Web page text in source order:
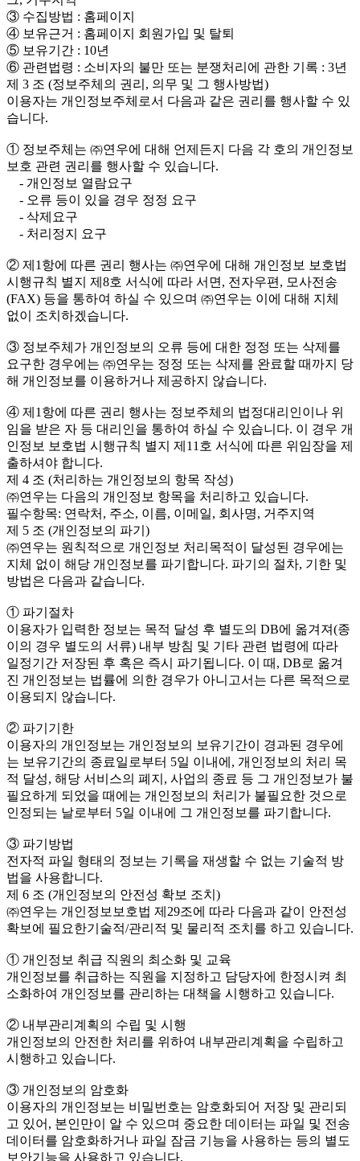
③ 수집방법 : 홈페이지
④ 보유근거 : 홈페이지 회원가입 및 탈퇴
⑤ 보유기간 : 10년
⑥ 관련법령 : 소비자의 불만 또는 분쟁처리에 관한 기록 : 3년
제 3 조 (정보주체의 권리, 의무 및 그 행사방법)
이용자는 개인정보주체로서 다음과 같은 권리를 행사할 수 있
습니다.
① 정보주체는 ㈜연우에 대해 언제든지 다음 각 호의 개인정보
보호 관련 권리를 행사할 수 있습니다.
- 개인정보 열람요구
- 오류 등이 있을 경우 정정 요구
- 삭제요구
- 처리정지 요구
② 제1항에 따른 권리 행사는 ㈜연우에 대해 개인정보 보호법
시행규칙 별지 제8호 서식에 따라 서면, 전자우편, 모사전송
(FAX) 등을 통하여 하실 수 있으며 ㈜연우는 이에 대해 지체
없이 조치하겠습니다.
③ 정보주체가 개인정보의 오류 등에 대한 정정 또는 삭제를
요구한 경우에는 ㈜연우는 정정 또는 삭제를 완료할 때까지 당
해 개인정보를 이용하거나 제공하지 않습니다.
④ 제1항에 따른 권리 행사는 정보주체의 법정대리인이나 위
임을 받은 자 등 대리인을 통하여 하실 수 있습니다. 이 경우 개
인정보 보호법 시행규칙 별지 제11호 서식에 따른 위임장을 제
출하셔야 합니다.
제 4 조 (처리하는 개인정보의 항목 작성)
㈜연우는 다음의 개인정보 항목을 처리하고 있습니다.
필수항목: 연락처, 주소, 이름, 이메일, 회사명, 거주지역
제 5 조 (개인정보의 파기)
㈜연우는 원칙적으로 개인정보 처리목적이 달성된 경우에는
지체 없이 해당 개인정보를 파기합니다. 파기의 절차, 기한 및
방법은 다음과 같습니다.
① 파기절차
이용자가 입력한 정보는 목적 달성 후 별도의 DB에 옮겨져(종
이의 경우 별도의 서류) 내부 방침 및 기타 관련 법령에 따라
일정기간 저장된 후 혹은 즉시 파기됩니다. 이 때, DB로 옮겨
진 개인정보는 법률에 의한 경우가 아니고서는 다른 목적으로
이용되지 않습니다.
② 파기기한
이용자의 개인정보는 개인정보의 보유기간이 경과된 경우에
는 보유기간의 종료일로부터 5일 이내에, 개인정보의 처리 목
적 달성, 해당 서비스의 폐지, 사업의 종료 등 그 개인정보가 불
필요하게 되었을 때에는 개인정보의 처리가 불필요한 것으로
인정되는 날로부터 5일 이내에 그 개인정보를 파기합니다.
③ 파기방법
전자적 파일 형태의 정보는 기록을 재생할 수 없는 기술적 방
법을 사용합니다.
제 6 조 (개인정보의 안전성 확보 조치)
㈜연우는 개인정보보호법 제29조에 따라 다음과 같이 안전성
확보에 필요한기술적/관리적 및 물리적 조치를 하고 있습니다.
① 개인정보 취급 직원의 최소화 및 교육
개인정보를 취급하는 직원을 지정하고 담당자에 한정시켜 최
소화하여 개인정보를 관리하는 대책을 시행하고 있습니다.
② 내부관리계획의 수립 및 시행
개인정보의 안전한 처리를 위하여 내부관리계획을 수립하고
시행하고 있습니다.
③ 개인정보의 암호화
이용자의 개인정보는 비밀번호는 암호화되어 저장 및 관리되
고 있어, 본인만이 알 수 있으며 중요한 데이터는 파일 및 전송
데이터를 암호화하거나 파일 잠금 기능을 사용하는 등의 별도
보안기능을 사용하고 있습니다.